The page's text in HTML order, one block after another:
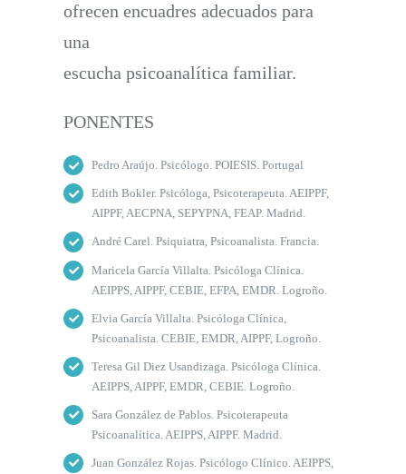
ofrecen encuadres adecuados para
una
escucha psicoanalítica familiar.
PONENTES
Pedro Araújo. Psicólogo. POIESIS. Portugal
Edith Bokler. Psicóloga, Psicoterapeuta. AEIPPF,
AIPPF, AECPNA, SEPYPNA, FEAP. Madrid.
André Carel. Psiquiatra, Psicoanalista. Francia.
Maricela García Villalta. Psicóloga Clínica.
AEIPPS, AIPPF, CEBIE, EFPA, EMDR. Logroño.
Elvia García Villalta. Psicóloga Clínica,
Psicoanalista. CEBIE, EMDR, AIPPF, Logroño.
Teresa Gil Diez Usandizaga. Psicóloga Clínica.
AEIPPS, AIPPF, EMDR, CEBIE. Logroño.
Sara González de Pablos. Psicoterapeuta
Psicoanalítica. AEIPPS, AIPPF. Madrid.
Juan González Rojas. Psicólogo Clínico. AEIPPS,